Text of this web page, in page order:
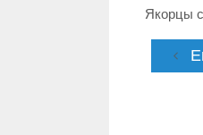
Якорцы